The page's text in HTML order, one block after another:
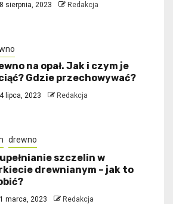
sierpnia, 2023 Redakcja
na opał. Jak i czym je
Gdzie przechowywać?
lipca, 2023 Redakcja
drewno
szczelin w
drewnianym – jak to
marca, 2023 Redakcja